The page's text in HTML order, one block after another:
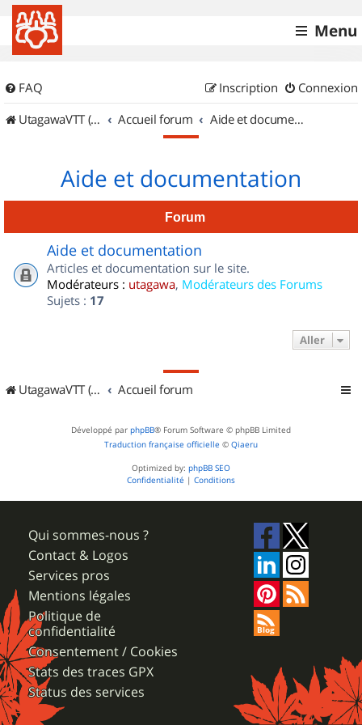
Menu
FAQ Connexion
Inscription
UtagawaVTT (Randos VTT et VTTAE avec traces GPS)
Accueil forum Aide et documentation
Aide et documentation
Forum
Aide et documentation
Articles et documentation sur le site.
Modérateurs : utagawa, Modérateurs des Forums
Sujets : 17
Aller
UtagawaVTT (Randos VTT et VTTAE avec traces GPS) Accueil forum
Développé par phpBB® Forum Software © phpBB Limited
Traduction française officielle © Qiaeru
Optimized by: phpBB SEO
Confidentialité | Conditions
Qui sommes-nous ?
Contact & Logos
Services pros
Mentions légales
Politique de
confidentialité
Consentement / Cookies
Stats des traces GPX
Status des services